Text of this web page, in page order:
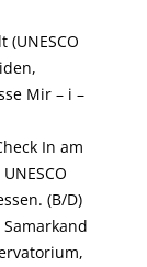
Mir – i –
In am
(B/D)